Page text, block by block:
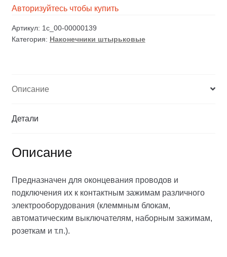
Авторизуйтесь чтобы купить
Артикул: 1c_00-00000139
Категория: Наконечники штырьковые
Описание
Детали
Описание
Предназначен для оконцевания проводов и
подключения их к контактным зажимам различного
электрооборудования (клеммным блокам,
автоматическим выключателям, наборным зажимам,
розеткам и т.п.).